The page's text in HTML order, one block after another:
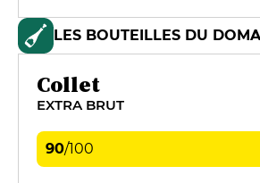
LES BOUTEILLES DU
Collet
EXTRA BRUT
90/100